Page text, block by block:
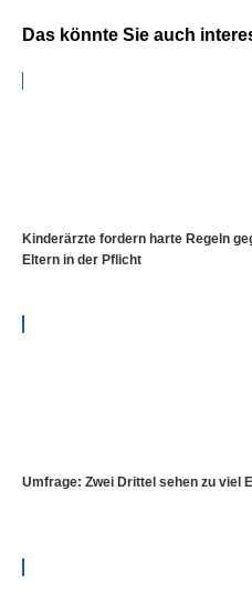
Das könnte Sie auch
Kinderärzte fordern harte Regeln
Eltern in der Pflicht
Umfrage: Zwei Drittel sehen zu viel